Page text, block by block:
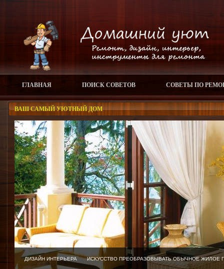
ГЛАВНАЯ ПОИСК СОВЕТОВ СОВЕТЫ ПО
ВАШ САМЫЙ УЮТНЫЙ ДОМ
ДИЗАЙН ИНТЕРЬЕРА ИСКУССТВО ПРЕОБРАЗОВЫВАТЬ ОБЫЧНОЕ